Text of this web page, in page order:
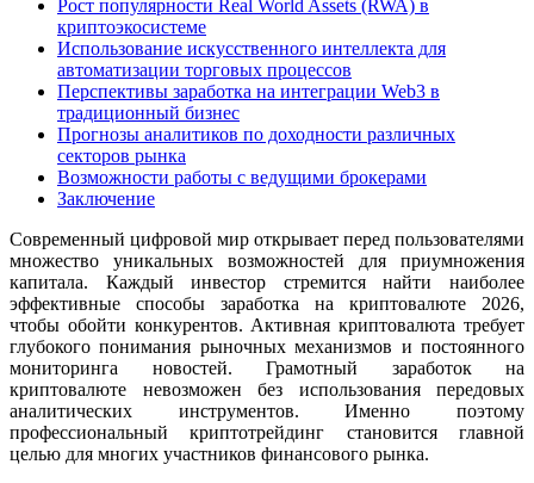
Рост популярности Real World Assets (RWA) в
криптоэкосистеме
Использование искусственного интеллекта для
автоматизации торговых процессов
Перспективы заработка на интеграции Web3 в
традиционный бизнес
Прогнозы аналитиков по доходности различных
секторов рынка
Возможности работы с ведущими брокерами
Заключение
Современный цифровой мир открывает перед пользователями
множество уникальных возможностей для приумножения
капитала. Каждый инвестор стремится найти наиболее
эффективные способы заработка на криптовалюте 2026,
чтобы обойти конкурентов. Активная криптовалюта требует
глубокого понимания рыночных механизмов и постоянного
мониторинга новостей. Грамотный заработок на
криптовалюте невозможен без использования передовых
аналитических инструментов. Именно поэтому
профессиональный криптотрейдинг становится главной
целью для многих участников финансового рынка.